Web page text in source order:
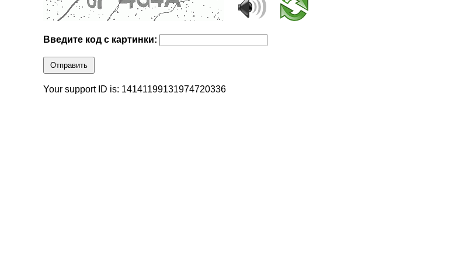
Введите код с картинки:
Отправить
Your support ID is: 14141199131974720336